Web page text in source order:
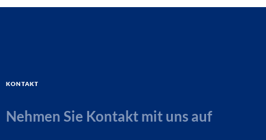
Kontakt
Nehmen Sie Kontakt mit uns auf